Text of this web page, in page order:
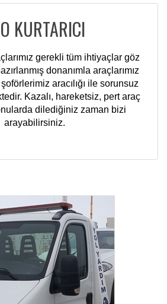
KURTARICI
gerekli tüm ihtiyaçlar göz
donanımla araçlarımız
aracılığı ile sorunsuz
Kazalı, hareketsiz, pert araç
dilediğiniz zaman bizi
arayabilirsiniz.